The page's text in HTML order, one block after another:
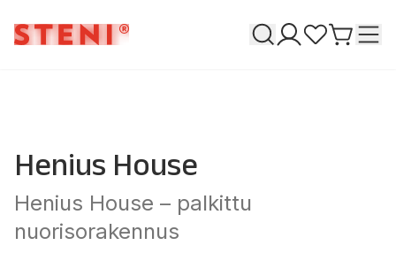
Haku
Omat sivuni
Suosikkeja
Siirry
Henius House
Henius House – palkittu
nuorisorakennus